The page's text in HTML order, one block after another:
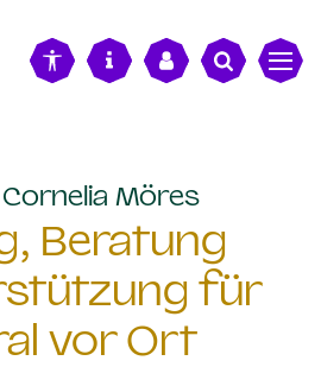
Möres:
Beratung
für
vor Ort